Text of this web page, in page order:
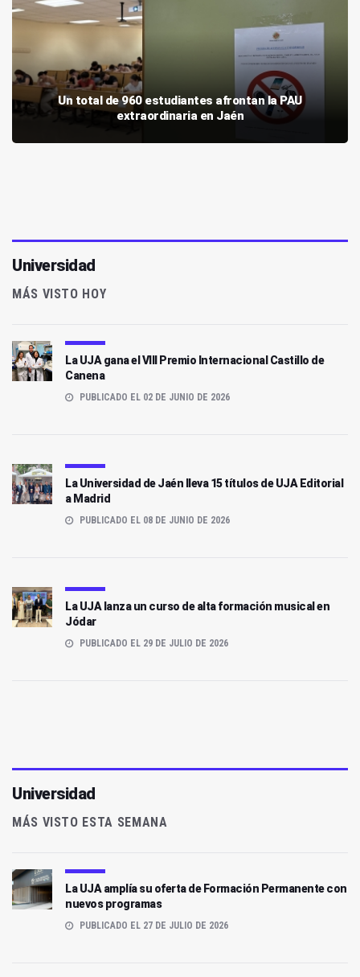
Un total de 960 estudiantes afrontan la PAU
extraordinaria en Jaén
Universidad
MÁS VISTO HOY
La UJA gana el VIII Premio Internacional Castillo de
Canena
PUBLICADO EL 02 DE JUNIO DE 2026
La Universidad de Jaén lleva 15 títulos de UJA Editorial
a Madrid
PUBLICADO EL 08 DE JUNIO DE 2026
La UJA lanza un curso de alta formación musical en
Jódar
PUBLICADO EL 29 DE JULIO DE 2026
Universidad
MÁS VISTO ESTA SEMANA
La UJA amplía su oferta de Formación Permanente con
nuevos programas
PUBLICADO EL 27 DE JULIO DE 2026